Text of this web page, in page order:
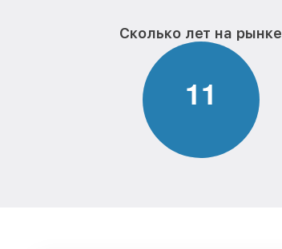
Сколько лет на рынке
11